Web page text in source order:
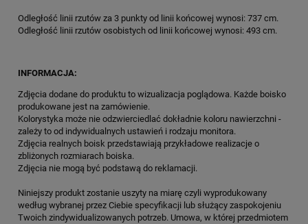
Odległość linii rzutów za 3 punkty od linii końcowej wynosi: 737 cm.
Odległość linii rzutów osobistych od linii końcowej wynosi: 493 cm.
INFORMACJA:
Zdjęcia dodane do produktu to wizualizacja poglądowa. Każde boisko
produkowane jest na zamówienie.
Kolorystyka może nie odzwierciedlać dokładnie koloru nawierzchni -
zależy to od indywidualnych ustawień i rodzaju monitora.
Zdjęcia realnych boisk przedstawiają przykładowe realizacje o
zbliżonych rozmiarach boiska.
Zdjęcia nie mogą być podstawą do reklamacji.
Niniejszy produkt zostanie uszyty na miarę czyli wyprodukowany
według wybranej przez Ciebie specyfikacji lub służący zaspokojeniu
Twoich zindywidualizowanych potrzeb. Umowa, w której przedmiotem